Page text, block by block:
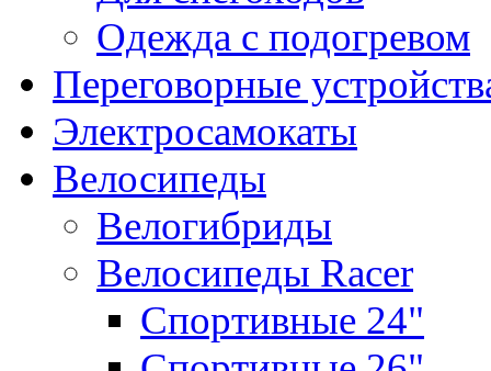
Одежда с подогревом
Переговорные
Электросамокаты
Велосипеды
Велогибриды
Велосипеды Racer
Спортивные 24"